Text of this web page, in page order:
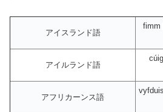
アイスランド語
fimm
アイルランド語
アフリカーンス語